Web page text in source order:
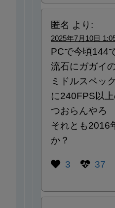
匿名 より:
2025年7月10日
PCで今頃144
流石にガガイ
ミドルスペッ
に240FPS以
つおらんやろ
それとも2016
か？
3 37